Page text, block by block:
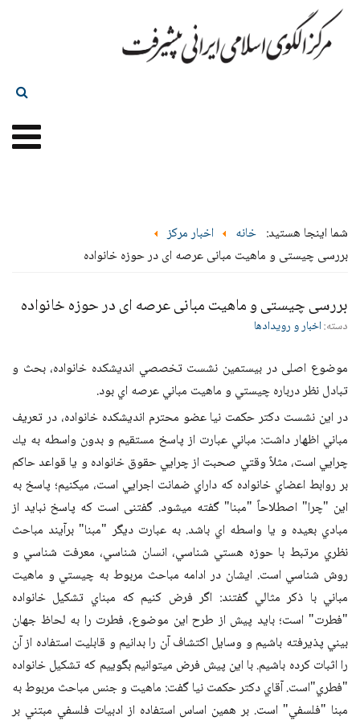
شما اینجا هستید: خانه
اخبار مرکز
بررسی چيستی و ماهیت مبانی عرصه ای در حوزه خانواده
بررسی چيستی و ماهیت مبانی عرصه ای در حوزه خانواده
دسته:اخبار و رویدادها
موضوع اصلی در بيستمين نشست تخصصي انديشكده خانواده، بحث و
تبادل نظر درباره چيستي و ماهيت مباني عرصه اي بود.
در این نشست دكتر حكمت نيا عضو محترم انديشكده خانواده، در تعريف
مباني اظهار داشت: مباني عبارت از پاسخ مستقيم و بدون واسطه به يك
چرايي است، مثلاً وقتي صحبت از چرایي حقوق خانواده و يا قواعد حاكم
بر روابط اعضاي خانواده كه داراي ضمانت اجرایي است، مي­كنيم؛ پاسخ به
اين "چرا" اصطلاحاً "مبنا" گفته مي­شود. گفتنی است كه پاسخ نبايد از
مبادي بعيده و يا واسطه اي باشد. به عبارت ديگر "مبنا" برآيند مباحث
نظري مرتبط با حوزه هستي شناسي، انسان شناسي، معرفت شناسي و
روش شناسي است. ايشان در ادامه مباحث مربوط به چيستي و ماهيت
مباني با ذكر مثالي گفتند: اگر فرض كنيم كه مبناي تشكيل خانواده
"فطرت" است؛ بايد پیش از طرح اين موضوع، فطرت را به لحاظ جهان
بيني پذيرفته باشيم و وسایل اكتشاف آن را بدانيم و قابليت استفاده از آن
را اثبات كرده باشيم. با اين پيش فرض مي­توانيم بگویيم كه تشكيل خانواده
"فطري"است. آقاي دكتر حكمت نيا گفت: ماهيت و جنس مباحث مربوط به
مبنا "فلسفي" است. بر همين اساس استفاده از ادبيات فلسفي مبتني بر